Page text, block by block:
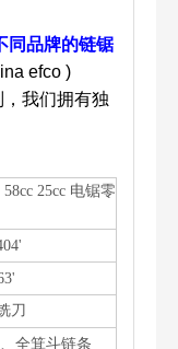
同品牌的链锯
efco )
，我们拥有独
25cc 电锯零
刀
全箕斗链条